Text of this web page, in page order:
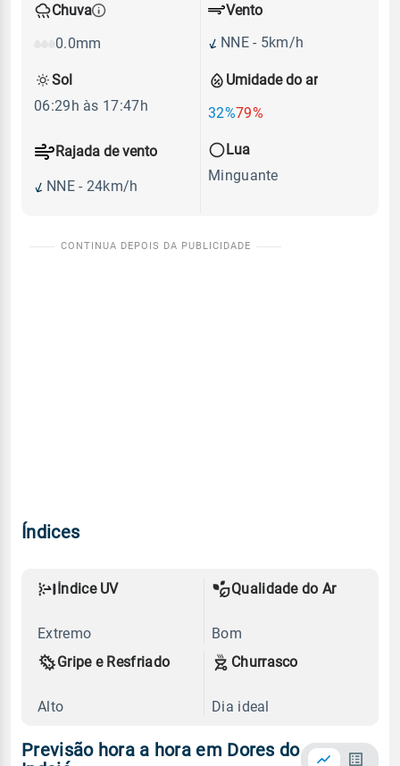
Chuva
0.0mm
Umidade do ar
32%79%
Vento
NNE - 5km/h
Rajada de vento
NNE - 24km/h
Sol
06:29h às 17:47h
Lua
Minguante
Índices
Índice UV
Extremo
Qualidade do Ar
Bom
Gripe e Resfriado
Alto
Churrasco
Dia ideal
Previsão hora a hora em Dores do